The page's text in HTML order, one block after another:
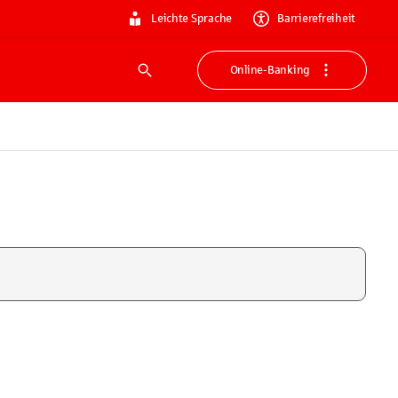
Leichte Sprache Barrierefreiheit
Suche
Online-Banking